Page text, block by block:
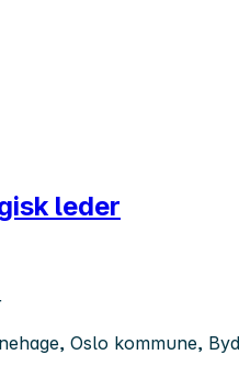
leder
Oslo kommune,